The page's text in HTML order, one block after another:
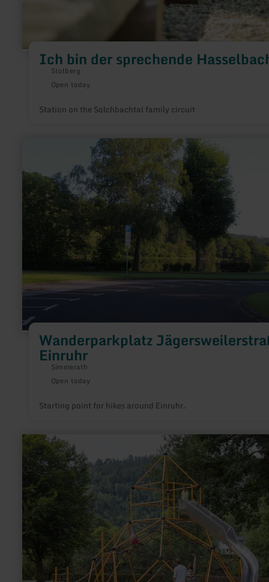
Ich bin der sprechende
Stolberg
Open today
Station on the Solchbachtal family circuit
Wanderparkplatz
Einruhr
Simmerath
Open today
Starting point for hikes around Einruhr.
Wanderparkplatz
Jägersweilerstraße
Einruhr
learn
more
about:
Spielplatz
Einruhr